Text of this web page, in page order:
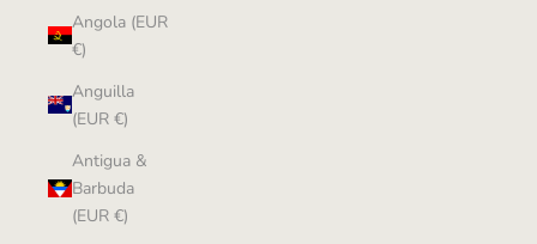
Angola (EUR
€)
Anguilla
(EUR €)
Antigua &
Barbuda
(EUR €)